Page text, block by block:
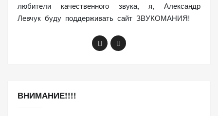
любители качественного звука, я, Александр
Левчук буду поддерживать сайт ЗВУКОМАНИЯ!
ВНИМАНИЕ!!!!